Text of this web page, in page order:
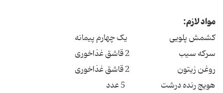
مواد لازم:
کشمش پلویی یک چهارم پیمانه
سرکه سیب 2 قاشق غذاخوری
روغن زیتون 2 قاشق غذاخوری
هویج رنده درشت 5 عدد